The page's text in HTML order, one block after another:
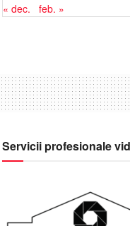
« dec. feb. »
Servicii profesionale